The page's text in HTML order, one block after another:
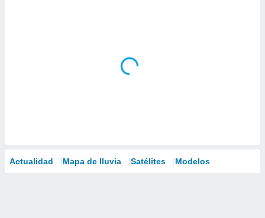
Actualidad Mapa de lluvia Satélites Modelos